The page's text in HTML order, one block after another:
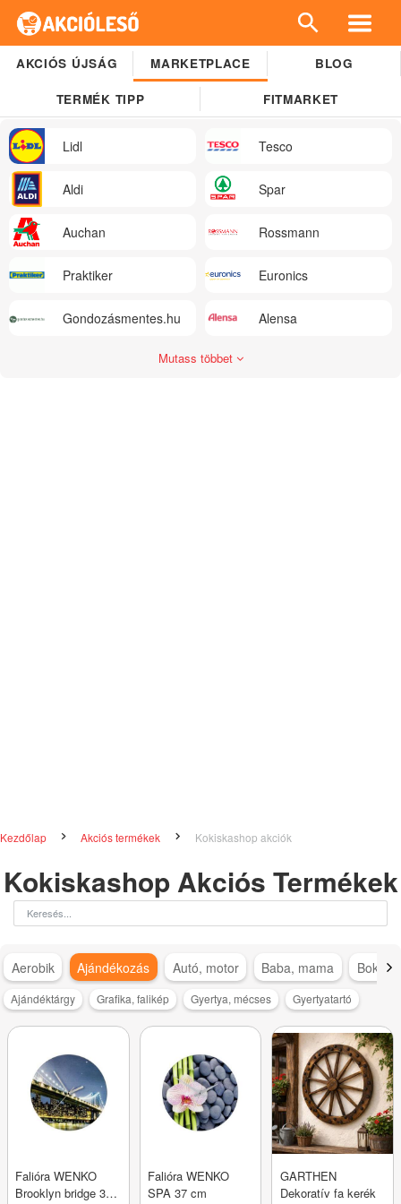
AKCIÓS ÚJSÁG MARKETPLACE BLOG
TERMÉK TIPP FITMARKET
Lidl Tesco
Aldi Spar
Auchan Rossmann
Praktiker Euronics
Gondozásmentes.hu Alensa
Mutass többet
Kezdőlap Akciós termékek Kokiskashop akciók
Kokiskashop Akciós Termékek
Aerobik Ajándékozás Autó, motor Baba, mama
Ajándéktárgy Grafika, falikép Gyertya, mécses Gyertyatartó
Falióra WENKO
Brooklyn bridge 37
Falióra WENKO
SPA 37 cm
GARTHEN
Dekoratív fa kerék